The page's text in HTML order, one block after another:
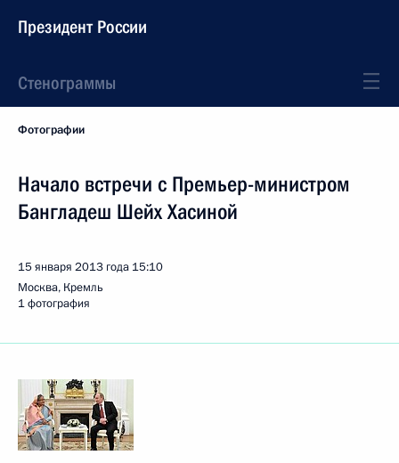
Президент России
Стенограммы
Фотографии
Начало встречи с Премьер-министром
Бангладеш Шейх Хасиной
15 января 2013 года 15:10
Москва, Кремль
1 фотография